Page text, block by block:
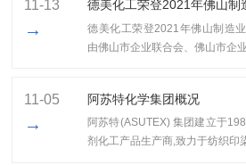
11-13
→
德美化工荣登2021年佛山制
德美化工荣登2021年佛山制造
由佛山市企业联合会、佛山市企业
11-05
→
阿苏特化学集团概况
阿苏特(ASUTEX) 集团建立于
剂化工产品生产商,致力于纺织印染